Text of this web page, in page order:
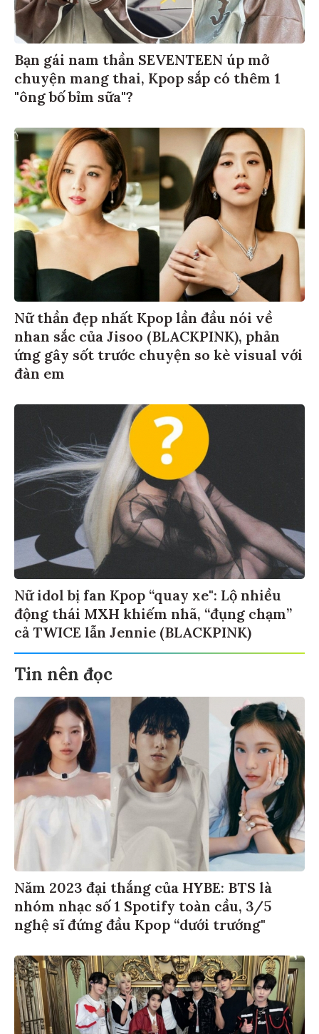
Bạn gái nam thần SEVENTEEN úp mở
chuyện mang thai, Kpop sắp có thêm 1
"ông bố bỉm sữa"?
Nữ thần đẹp nhất Kpop lần đầu nói về
nhan sắc của Jisoo (BLACKPINK), phản
ứng gây sốt trước chuyện so kè visual với
đàn em
Nữ idol bị fan Kpop “quay xe": Lộ nhiều
động thái MXH khiếm nhã, “đụng chạm”
cả TWICE lẫn Jennie (BLACKPINK)
Tin nên đọc
Năm 2023 đại thắng của HYBE: BTS là
nhóm nhạc số 1 Spotify toàn cầu, 3/5
nghệ sĩ đứng đầu Kpop “dưới trướng"